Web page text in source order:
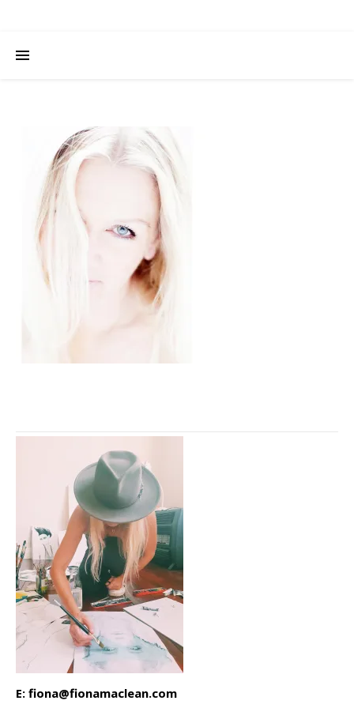
E: fiona@fionamaclean.com